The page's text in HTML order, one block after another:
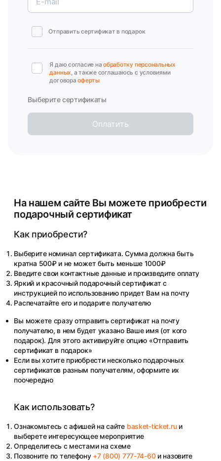
Отправить сертификат в подарок
Я даю согласие наобработку персональных
данных, а также соглашаюсь с условиями
договораоферты
Оплатить
Выберите сертификаты
На нашем сайте Вы можете приобрести
подарочный сертификат
Как приобрести?
Выберите номинал сертификата. Сумма должна быть
кратна 500₽ и не может быть меньше 1000₽
Введите свои контактные данные и произведите оплату
Яркий и красочный подарочный сертификат с
инструкцией по использованию придет Вам на почту
Распечатайте его и подарите получателю
Вы можете сразу отправить сертификат на почту
получателю, в нем будет указано Ваше имя (от кого
подарок). Для этого активируйте опцию «Отправить
сертификат в подарок»
Если вы хотите приобрести несколько подарочных
сертификатов разным получателям, оформите их
поочередно
Как использовать?
Ознакомьтесь с афишей на сайте basket-ticket.ruи
выберете интересующее мероприятие
Определитесь с местами на схеме
Позвоните по телефону +7 (800) 777-74-60и назовите